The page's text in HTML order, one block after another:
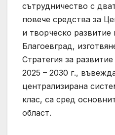
сътрудничество с
повече средства за
и творческо развитие
Благоевград,
Стратегия за
2025 – 2030 г.,
централизирана
клас, са сред
област.